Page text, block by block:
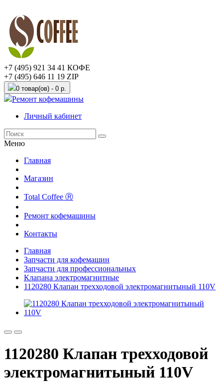
+7 (495) 921 34 41 КОФЕ
+7 (495) 646 11 19 ZIP
0 товар(ов) - 0 р.
Ремонт кофемашины
Личный кабинет
Меню
Главная
Магазин
Total Coffee Ⓡ
Ремонт кофемашины
Контакты
Главная
Запчасти для кофемашин
Запчасти для профессиональных
Клапана электромагнитные
1120280 Клапан трехходовой электромагнитыный 110V
1120280 Клапан трехходовой
электромагнитыный 110V